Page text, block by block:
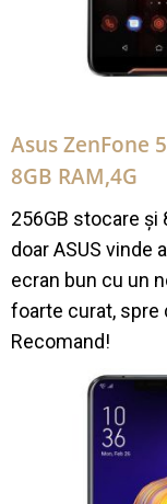
Asus ZenFone
8GB RAM,4G
256GB stocare și
doar ASUS vinde
ecran bun cu un
foarte curat, spre
Recomand!